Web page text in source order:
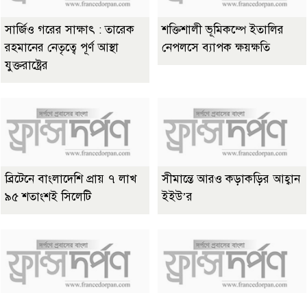
সার্জিও গরের সাক্ষাৎ : তারেক
রহমানের নেতৃত্বে পূর্ণ আস্থা
যুক্তরাষ্ট্রের
শক্তিশালী ভূমিকম্পে ইতালির
নেপলসে ব্যাপক ক্ষয়ক্ষতি
ব্রিটেনে বাংলাদেশি প্রায় ৭ লাখ
৯৫ শতাংশই সিলেটি
সীমান্তে আরও কড়াকড়ির আহ্বান
ইইউ’র